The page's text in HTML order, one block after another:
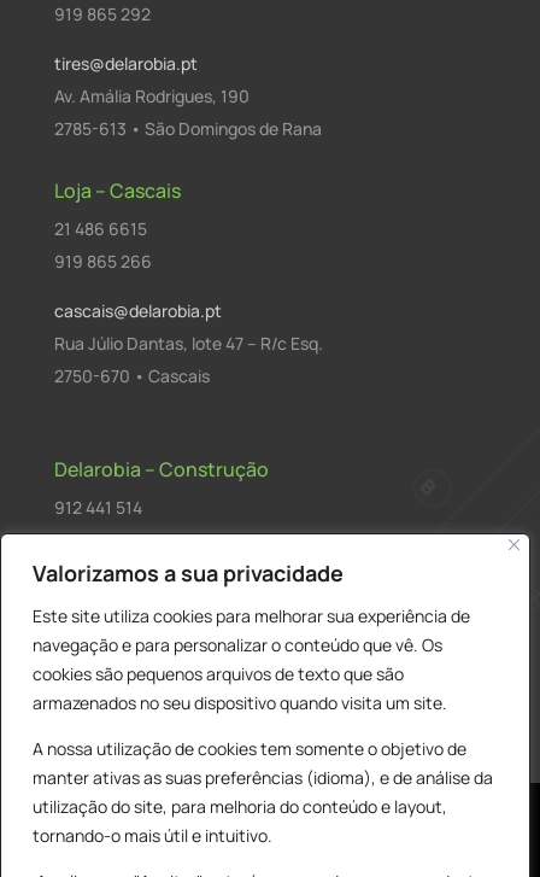
Valorizamos a sua privacidade
Este site utiliza cookies para melhorar sua experiência de
navegação e para personalizar o conteúdo que vê. Os
cookies são pequenos arquivos de texto que são
armazenados no seu dispositivo quando visita um site.
A nossa utilização de cookies tem somente o objetivo de
manter ativas as suas preferências (idioma), e de análise da
utilização do site, para melhoria do conteúdo e layout,
tornando-o mais útil e intuitivo.
919 865 292
tires@delarobia.pt
Av. Amália Rodrigues, 190
2785-613 • São Domingos de Rana
Loja – Cascais
21 486 6615
919 865 266
cascais@delarobia.pt
Rua Júlio Dantas, lote 47 – R/c Esq.
2750-670 • Cascais
Delarobia – Construção
912 441 514
R. António Andrade, 1171
2820-287 • Charneca de Caparica
Products
search PESQUISAR